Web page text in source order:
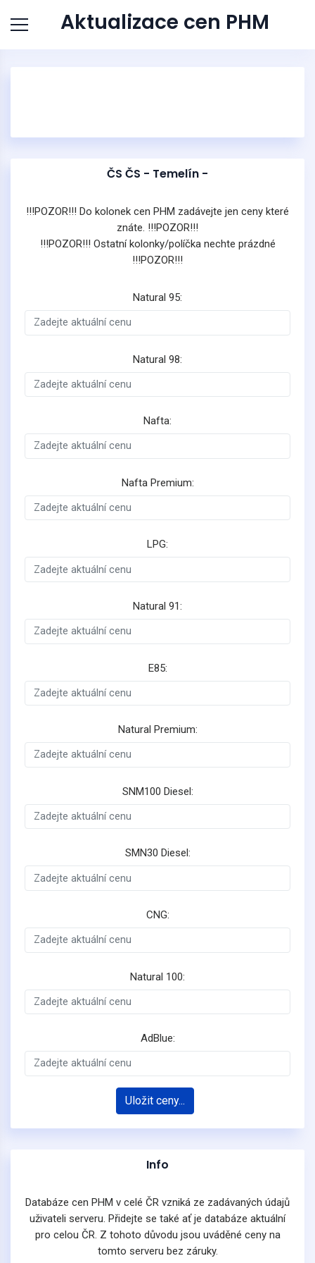
Aktualizace cen PHM
ČS ČS - Temelín -
!!!POZOR!!! Do kolonek cen PHM zadávejte jen ceny které
znáte. !!!POZOR!!!
!!!POZOR!!! Ostatní kolonky/políčka nechte prázdné
!!!POZOR!!!
Natural 95:
Natural 98:
Nafta:
Nafta Premium:
LPG:
Natural 91:
E85:
Natural Premium:
SNM100 Diesel:
SMN30 Diesel:
CNG:
Natural 100:
AdBlue:
Uložit ceny...
Info
Databáze cen PHM v celé ČR vzniká ze zadávaných údajů
uživateli serveru. Přidejte se také ať je databáze aktuální
pro celou ČR. Z tohoto důvodu jsou uváděné ceny na
tomto serveru bez záruky.